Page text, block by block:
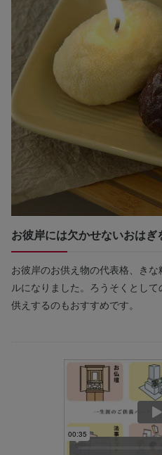
お彼岸には欠かせないおはぎ
お彼岸のお供え物の代表格、き
ルになりました。ろうそくとし
供えするのもおすすめです。